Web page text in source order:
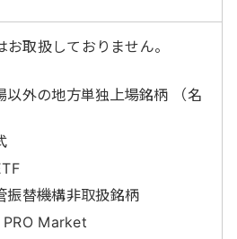
お取扱しておりません。
以外の地方単独上場銘柄 （名
振替機構非取扱銘柄
PRO Market